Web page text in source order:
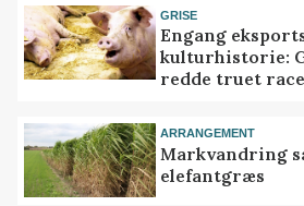
GRISE
Engang
kulturhistorie:
redde truet race
ARRANGEMENT
Markvandring
elefantgræs